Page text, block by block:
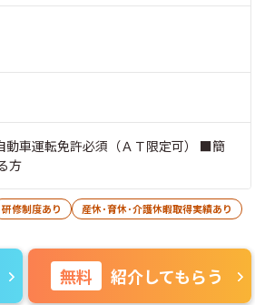
車運転免許必須（ＡＴ限定可） ■簡
方
研修制度あり
産休･育休･介護休暇取得実績あり
無料 紹介してもらう